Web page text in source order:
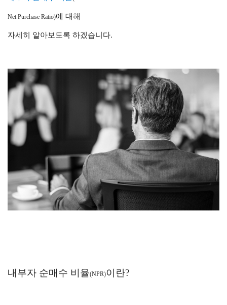
Net Purchase Ratio)에 대해
자세히 알아보도록 하겠습니다.
내부자 순매수 비율(NPR)이란?